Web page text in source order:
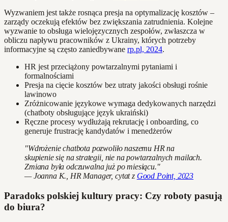
Wyzwaniem jest także rosnąca presja na optymalizację kosztów –
zarządy oczekują efektów bez zwiększania zatrudnienia. Kolejne
wyzwanie to obsługa wielojęzycznych zespołów, zwłaszcza w
obliczu napływu pracowników z Ukrainy, których potrzeby
informacyjne są często zaniedbywane rp.pl, 2024.
HR jest przeciążony powtarzalnymi pytaniami i
formalnościami
Presja na cięcie kosztów bez utraty jakości obsługi rośnie
lawinowo
Zróżnicowanie językowe wymaga dedykowanych narzędzi
(chatboty obsługujące język ukraiński)
Ręczne procesy wydłużają rekrutację i onboarding, co
generuje frustrację kandydatów i menedżerów
"Wdrożenie chatbota pozwoliło naszemu HR na
skupienie się na strategii, nie na powtarzalnych mailach.
Zmiana była odczuwalna już po miesiącu."
— Joanna K., HR Manager, cytat z Good Point, 2023
Paradoks polskiej kultury pracy: Czy roboty pasują
do biura?